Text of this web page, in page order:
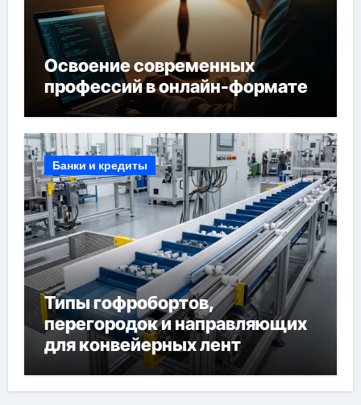
Освоение современных
профессий в онлайн-формате
Банки и кредиты
Типы гофробортов,
перегородок и направляющих
для конвейерных лент